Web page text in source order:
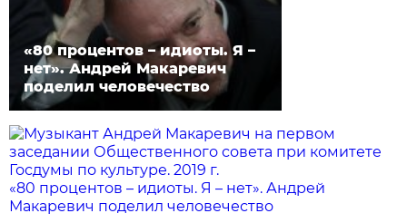
«80 процентов – идиоты. Я –
нет». Андрей Макаревич
поделил человечество
«80 процентов – идиоты. Я – нет». Андрей
Макаревич поделил человечество